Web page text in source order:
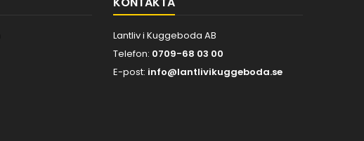
Lantliv i Kuggeboda AB
Telefon: 0709-68 03 00
E-post: info@lantlivikuggeboda.se